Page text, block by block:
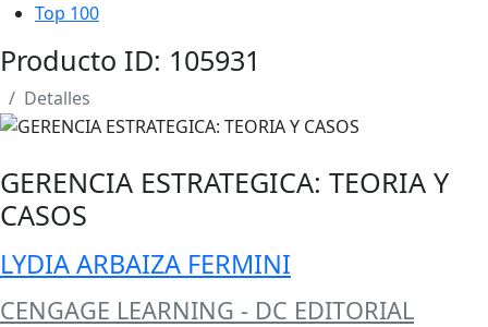
Top 100
Producto ID: 105931
Detalles
GERENCIA ESTRATEGICA: TEORIA Y
CASOS
LYDIA ARBAIZA FERMINI
CENGAGE LEARNING - DC EDITORIAL